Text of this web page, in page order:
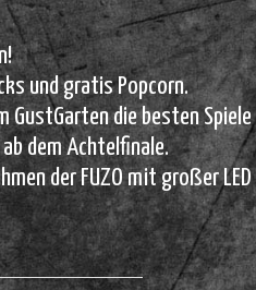
und gratis Popcorn.
GustGarten die besten
dem Achtelfinale.
der FUZO mit großer